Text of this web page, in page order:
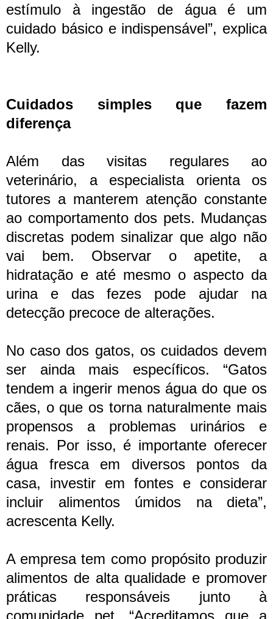
estímulo à ingestão de água é um
cuidado básico e indispensável”, explica
Kelly.
Cuidados simples que fazem
diferença
Além das visitas regulares ao
veterinário, a especialista orienta os
tutores a manterem atenção constante
ao comportamento dos pets. Mudanças
discretas podem sinalizar que algo não
vai bem. Observar o apetite, a
hidratação e até mesmo o aspecto da
urina e das fezes pode ajudar na
detecção precoce de alterações.
No caso dos gatos, os cuidados devem
ser ainda mais específicos. “Gatos
tendem a ingerir menos água do que os
cães, o que os torna naturalmente mais
propensos a problemas urinários e
renais. Por isso, é importante oferecer
água fresca em diversos pontos da
casa, investir em fontes e considerar
incluir alimentos úmidos na dieta”,
acrescenta Kelly.
A empresa tem como propósito produzir
alimentos de alta qualidade e promover
práticas responsáveis junto à